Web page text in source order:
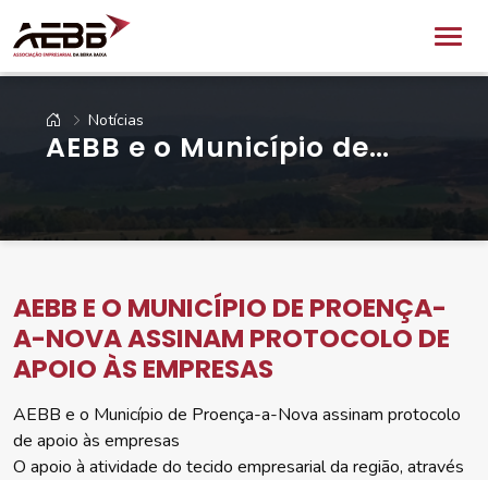
Notícias
AEBB e o Município de
empresas
AEBB E O MUNICÍPIO DE PROENÇA-
A-NOVA ASSINAM PROTOCOLO DE
APOIO ÀS EMPRESAS
AEBB e o Município de Proença-a-Nova assinam protocolo
de apoio às empresas
O apoio à atividade do tecido empresarial da região, através